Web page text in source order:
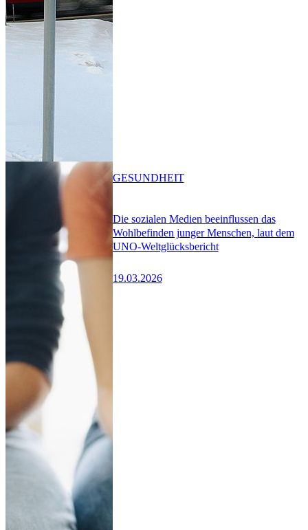
Die sozialen Medien beeinflussen das
Wohlbefinden junger Menschen, laut dem
UNO-Weltglücksbericht
19.03.2026
GESUNDHEIT